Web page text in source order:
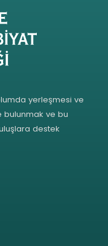
yerleşmesi ve
ve bu
destek